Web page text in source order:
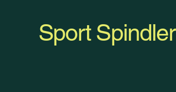
Sport Spindler